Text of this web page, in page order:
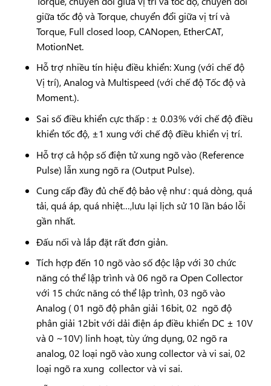
giữa tốc độ và Torque, chuyển đổi giữa vị trí và
Torque, Full closed loop, CANopen, EtherCAT,
MotionNet.
Hỗ trợ nhiều tín hiệu điều khiển: Xung (với chế độ
Vị trí), Analog và Multispeed (với chế độ Tốc độ và
Moment.).
Sai số điều khiển cực thấp : ± 0.03% với chế độ điều
khiển tốc độ, ±1 xung với chế độ điều khiển vị trí.
Hỗ trợ cả hộp số điện tử xung ngõ vào (Reference
Pulse) lẫn xung ngõ ra (Output Pulse).
Cung cấp đầy đủ chế độ bảo vệ như : quá dòng, quá
tải, quá áp, quá nhiệt…,lưu lại lịch sử 10 lần báo lỗi
gần nhất.
Đấu nối và lắp đặt rất đơn giản.
Tích hợp đến 10 ngõ vào số độc lập với 30 chức
năng có thể lập trình và 06 ngõ ra Open Collector
với 15 chức năng có thể lập trình, 03 ngõ vào
Analog ( 01 ngõ độ phân giải 16bit, 02 ngõ độ
phân giải 12bit với dải điện áp điều khiển DC ± 10V
và 0 ~10V) linh hoạt, tùy ứng dụng, 02 ngõ ra
analog, 02 loại ngõ vào xung collector và vi sai, 02
loại ngõ ra xung collector và vi sai.